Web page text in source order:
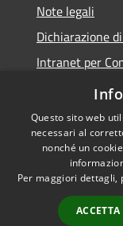
Note legali
Dichiarazione
Intranet per
Codice
Accessibilità
Questo sito web
necessari al
nonché un
Per maggiori dettagli,